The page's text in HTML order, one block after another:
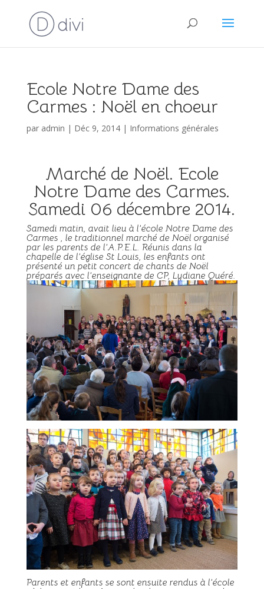
Ecole Notre Dame des
Carmes : Noël en choeur
par admin | Déc 9, 2014| Informations générales
Marché de Noël. Ecole
Notre Dame des Carmes.
Samedi 06 décembre 2014.
Samedi matin, avait lieu à l’école Notre Dame des
Carmes , le traditionnel marché de Noël organisé
par les parents de l’A.P.E.L. Réunis dans la
chapelle de l’église St Louis, les enfants ont
présenté un petit concert de chants de Noël
préparés avec l’enseignante de CP, Lydiane Quéré.
Parents et enfants se sont ensuite rendus à l’école